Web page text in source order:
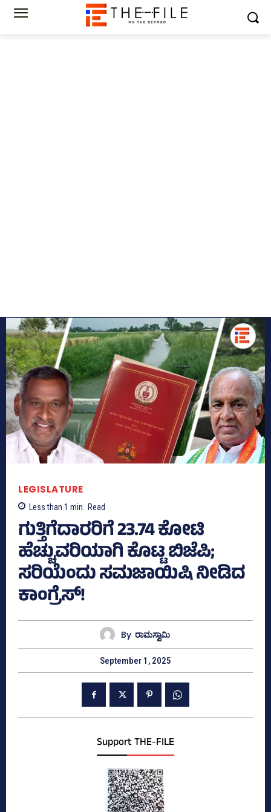
LEGISLATURE
Less than 1 min. Read
ಗುತ್ತಿಗೆದಾರರಿಗೆ 23.74 ಕೋಟಿ
ಹೆಚ್ಚುವರಿಯಾಗಿ ಕೊಟ್ಟ ಬಿಜೆಪಿ;
ಸರಿಯೆಂದು ಸಮಜಾಯಿಷಿ ನೀಡಿದ
ಕಾಂಗ್ರೆಸ್‌!
By ರಾಮಸ್ವಾಮಿ
September 1, 2025
Support THE-FILE